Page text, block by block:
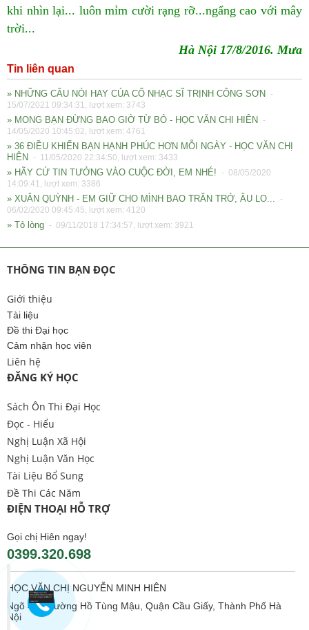
khi nhìn lại... luôn mỉm cười rạng rỡ...ngẩng cao với mây
trời...
Hà Nội 17/8/2016. Mưa
Tin liên quan
» NHỮNG CÂU NÓI HAY CỦA CỐ NHẠC SĨ TRỊNH CÔNG SƠN
-
15/07/2021 09:34:31, lượt xem: 3743
» MONG BẠN ĐỪNG BAO GIỜ TỪ BỎ - HỌC VĂN CHI HIÊN
-
14/05/2020 10:45:02, lượt xem: 4761
» 36 ĐIỀU KHIẾN BẠN HẠNH PHÚC HƠN MỖI NGÀY - HỌC VĂN CHỊ
HIÊN
- 11/05/2020 22:34:50, lượt xem: 3433
» HÃY CỨ TIN TƯỞNG VÀO CUỘC ĐỜI, EM NHÉ!
- 08/05/2020
14:09:41, lượt xem: 3386
» XUÂN QUỲNH - EM GIỮ CHO MÌNH BAO TRĂN TRỞ, ÂU LO...
-
06/02/2020 09:45:45, lượt xem: 4120
» Tỏ lòng - 09/11/2018 17:34:57, lượt xem: 3921
THÔNG TIN BẠN ĐỌC
Giới thiệu
Tài liệu
Đề thi Đại học
Cảm nhận học viên
Liên hệ
ĐĂNG KÝ HỌC
Sách Ôn Thi Đại Học
Đọc - Hiểu
Nghị Luận Xã Hội
Nghị Luận Văn Học
Tài Liệu Bổ Sung
Đề Thi Các Năm
ĐIỆN THOẠI HỖ TRỢ
Gọi chị Hiên ngay!
0399.320.698
HỌC VĂN CHỊ NGUYỄN MINH HIÊN
Ngõ 406 Đường Hồ Tùng Mậu, Quận Cầu Giấy, Thành Phố Hà
Nội